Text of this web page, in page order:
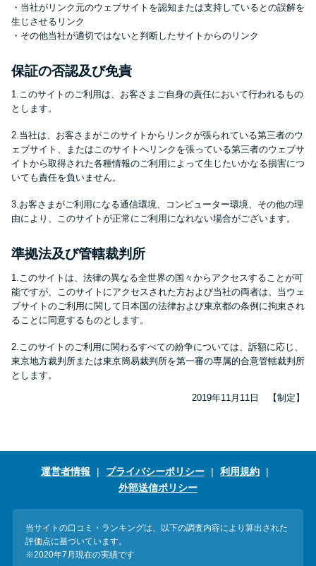
合わせ先とシーン別の問い合わ
・当社がリンク元のウェブサイトを認知または支持しているとの誤解を
生じさせるリンク
・その他当社が適切ではないと判断したサイトからのリンク
保証の否認及び免責
1.このサイトのご利用は、お客さまご自身の責任において行われるもの
とします。
2.当社は、お客さまがこのサイトからリンクが張られている第三者のウ
ェブサイト、またはこのサイトへリンクを張っている第三者のウェブサ
イトから取得された各種情報のご利用によって生じたいかなる損害につ
いても責任を負いません。
3.お客さまがご利用になる通信環境、コンピューター環境、その他の理
由により、このサイトが正常にご利用になれない場合がございます。
準拠法及び管轄裁判所
1.このサイトは、法律の異なる全世界の国々からアクセスすることが可
能ですが、このサイトにアクセスされた方および当社の両者は、当ウェ
ブサイトのご利用に関して日本国の法律および東京都の条例に拘束され
ることに同意するものとします。
2.このサイトのご利用に関わるすべての紛争については、訴額に応じ、
東京地方裁判所または東京簡易裁判所を第一審の専属的合意管轄裁判所
とします。
2019年11月11日 【制定】
運営者情報 プライバシーポリシー
利用規約
外部送信ポリシー
当サイトの口コミ・ランキングは、以下の調査内容により算出された
評価点に基づいています。
※2020年7月現在の実績です